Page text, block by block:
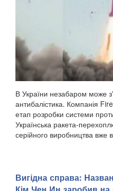
В України незабаром може
антибалістика. Компанія
етап розробки системи
Українська ракета-
серійного виробництва вже
Вигідна справа: